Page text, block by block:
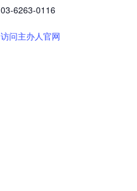
03-6263-0116
访问主办人官网